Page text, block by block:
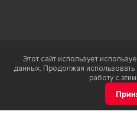
Терра - территория керамики 2026
Ⓒ Правообладателем товарного
Этот сайт использует
данных. Продолжая использовать
работу с